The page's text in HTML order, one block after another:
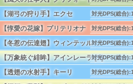
単体
リーチ:165
単体
【湖弓の狩り手】エクセ 対光DPS(総合):
リーチ:160
単体
【惇愛の花嫁】プリテリオナ 対光DPS(総合):
リーチ:160
単体
【冬惹の伝達翅】ウィンテッル対光DPS(総合):
リーチ:150
単体
【万象統ぐ緋眸】アインレーラ [S]対光DPS(総合):
リーチ:15
単体
【透翅の水射手】キーリ 対光DPS(総合):
リーチ:155